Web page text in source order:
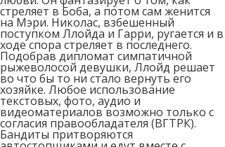
стреляет в Боба, а потом сам женится
на Мэри. Николас, взбешенный
поступком Ллойда и Гарри, ругается и в
ходе спора стреляет в последнего.
Подобрав дипломат симпатичной
рыжеволосой девушки, Ллойд решает
во что бы то ни стало вернуть его
хозяйке. Любое использование
текстовых, фото, аудио и
видеоматериалов возможно только с
согласия правообладателя (ВГТРК).
Бандиты притворяются